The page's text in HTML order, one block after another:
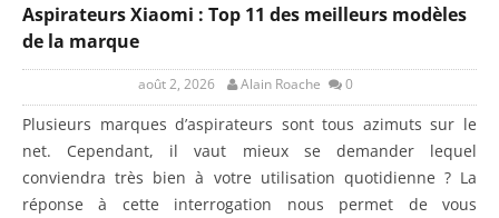
Aspirateurs Xiaomi : Top 11 des meilleurs modèles
de la marque
août 2, 2026 Alain Roache 0
Plusieurs marques d’aspirateurs sont tous azimuts sur le
net. Cependant, il vaut mieux se demander lequel
conviendra très bien à votre utilisation quotidienne ? La
réponse à cette interrogation nous permet de vous